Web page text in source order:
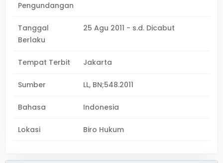
Pengundangan
Tanggal
Berlaku
25 Agu 2011 - s.d. Dicabut
Tempat Terbit Jakarta
Sumber LL, BN;548.2011
Bahasa Indonesia
Lokasi Biro Hukum